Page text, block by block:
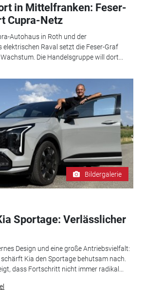
in Mittelfranken: Feser-
Cupra-Netz
Autohaus in Roth und der
Raval setzt die Feser-Graf
Die Handelsgruppe will dort...
Bildergalerie
Sportage: Verlässlicher
Design und eine große Antriebsvielfalt:
Kia den Sportage behutsam nach.
dass Fortschritt nicht immer radikal...